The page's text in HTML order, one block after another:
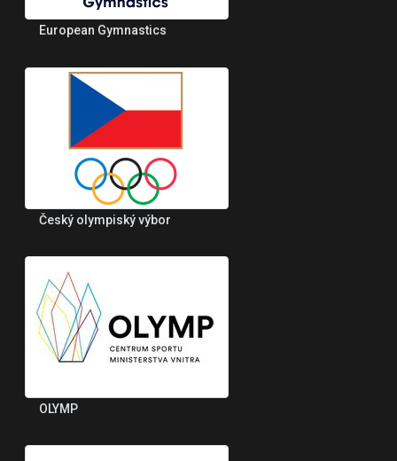
European Gymnastics
Český olympiský výbor
OLYMP